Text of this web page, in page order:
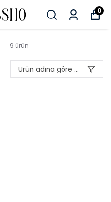
0
9 ürün
Ürün adına göre A-Z